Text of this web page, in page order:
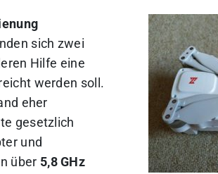
sich zwei
Hilfe eine
werden soll.
eher
gesetzlich
und
über 5,8 GHz